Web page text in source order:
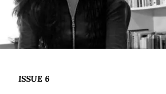
ISSUE 6